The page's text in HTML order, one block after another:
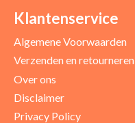
Klantenservice
Algemene Voorwaarden
Verzenden en retourneren
Over ons
Disclaimer
Privacy Policy